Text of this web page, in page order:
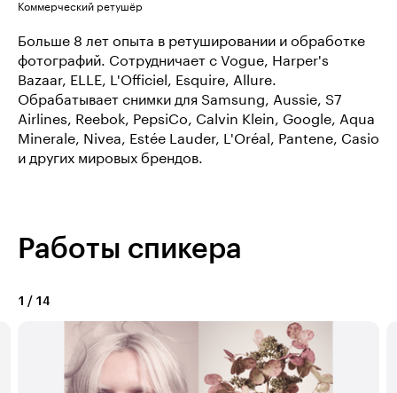
Коммерческий ретушёр
Больше 8 лет опыта в ретушировании и обработке
фотографий. Сотрудничает с Vogue, Harper's
Bazaar, ELLE, L'Officiel, Esquire, Allure.
Обрабатывает снимки для Samsung, Aussie, S7
Airlines, Reebok, PepsiCo, Calvin Klein, Google, Aqua
Minerale, Nivea, Estée Lauder, L'Oréal, Pantene, Casio
и других мировых брендов.
Работы спикера
1 / 14